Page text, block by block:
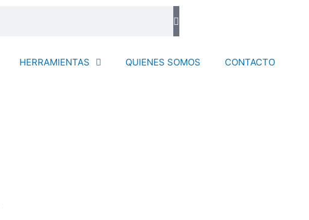
HERRAMIENTAS QUIENES SOMOS CONTACTO